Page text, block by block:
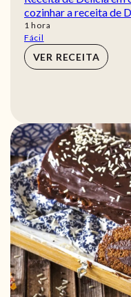
cozinhar a receita de D
1 hora
hora
Fácil
VER RECEITA